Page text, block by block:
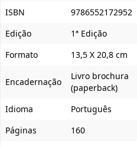
ISBN
9786552172952
Edição
1ª Edição
Formato
13,5 X 20,8 cm
Encadernação
Livro brochura
(paperback)
Idioma
Português
Páginas
160